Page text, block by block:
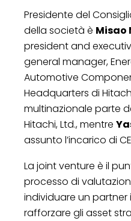
Presidente del
della società è Misao
president and
general manager,
Automotive
Headquarters di
multinazionale parte
Hitachi, Ltd., mentre
assunto l’incarico di
La joint venture è il
processo di
individuare un partner
rafforzare gli asset